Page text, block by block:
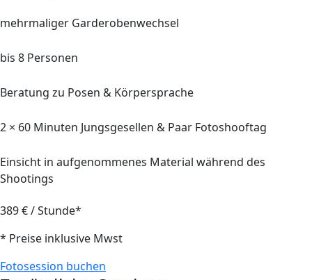
mehrmaliger Garderobenwechsel
bis 8 Personen
Beratung zu Posen & Körpersprache
2 × 60 Minuten Jungsgesellen & Paar Fotoshooftag
Einsicht in aufgenommenes Material während des
Shootings
389 € / Stunde*
* Preise inklusive Mwst
Fotosession buchen